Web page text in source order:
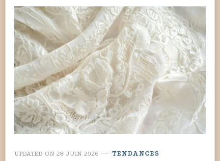
UPDATED ON 28 JUIN 2026 TENDANCES